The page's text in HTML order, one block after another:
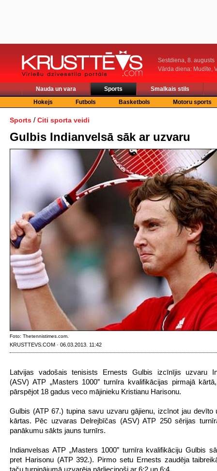
Sestdiena, 8. augusts
Vārda diena: Mudīte,
Nauda un vara Sports
Smalkais stils
Hokejs
Futbols Basketbols Motoru sports
Sports / Citi sporta veidi
Gulbis Indianvelsā sāk ar uzvaru
Foto: Thetennistimes.com.
KRUSTTEVS.COM · 06.03.2013. 11:42
Latvijas vadošais tenisists Ernests Gulbis izcīnījis uzvaru
(ASV) ATP „Masters 1000” turnīra kvalifikācijas pirmajā
pārspējot 18 gadus veco mājinieku Kristianu Harisonu.
Gulbis (ATP 67.) tupina savu uzvaru gājienu, izcīnot jau devīto
kārtas. Pēc uzvaras Delrejbīčas (ASV) ATP 250 sērijas
panākumu sākts jauns turnīrs.
Indianvelsas ATP „Masters 1000” turnīra kvalifikāciju Gulbis
pret Harisonu (ATP 392.). Pirmo setu Ernests zaudēja
taču turpinājumā uzvarēja pārliecinoši ar 6:2 un 6:4.